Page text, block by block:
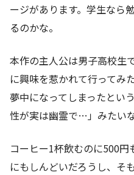
ージがあります。学生なら
るのかな。
本作の主人公は男子高校生
に興味を惹かれて行ってみ
夢中になってしまったとい
性が実は幽霊で…」みたい
コーヒー1杯飲むのに500
にもしんどいだろうし、そ